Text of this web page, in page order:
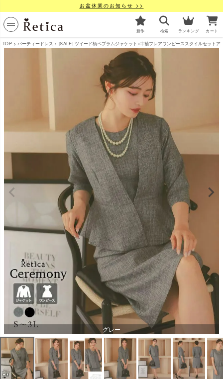
お盆休業のお知らせ >>
新作 検索 ランキング カート
TOP パーティードレス [SALE] ツイード柄ペプラムジャケット×半袖フレアワンピーススタイルセット
グレー